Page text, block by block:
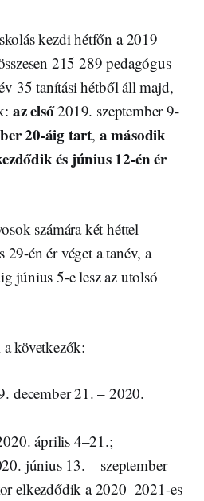
kezdi hétfőn a 2019–
215 289 pedagógus
35 tanítási hétből áll majd,
az első2019. szeptember 9-
20-áig tart, a második
és június 12-én ér
számára két héttel
én ér véget a tanév, a
június 5-e lesz az utolsó
következők:
december 21. – 2020.
április 4–21.;
június 13. – szeptember
elkezdődik a 2020–2021-es